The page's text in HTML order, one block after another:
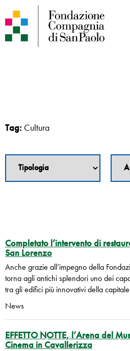
Tag: Cultura
Completato l’intervento di
San Lorenzo
Anche grazie all’impegno della
torna agli antichi splendori uno dei
tra gli edifici più innovativi della
News
EFFETTO NOTTE, l’Arena del
Cinema in Cavallerizza